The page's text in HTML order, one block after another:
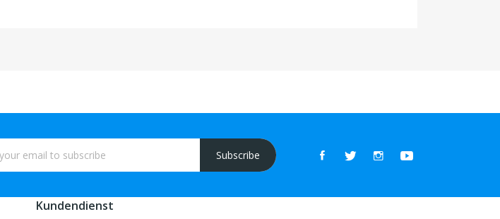
Subscribe
Kundendienst